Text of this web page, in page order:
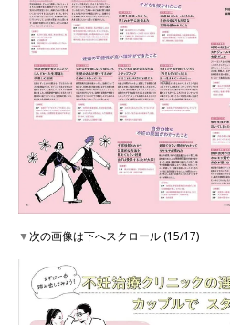
▼次の画像は下へスクロール (15/17)